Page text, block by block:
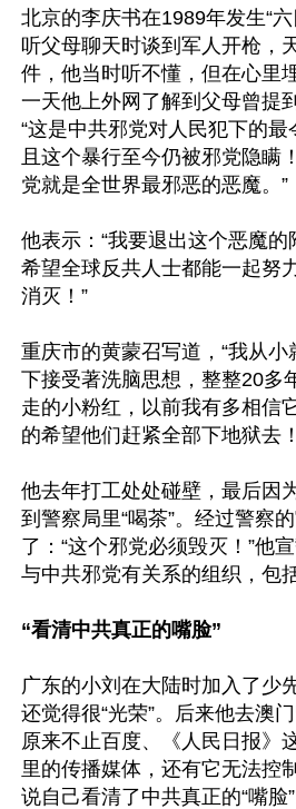
北京的李庆书在1989年发生“
听父母聊天时谈到军人开枪，
件，他当时听不懂，但在心里
一天他上外网了解到父母曾提
“这是中共邪党对人民犯下的
且这个暴行至今仍被邪党隐瞒
党就是全世界最邪恶的恶魔。”
他表示：“我要退出这个恶魔
希望全球反共人士都能一起努
消灭！”
重庆市的黄蒙召写道，“我从小
下接受著洗脑思想，整整20多
走的小粉红，以前我有多相信
的希望他们赶紧全部下地狱去
他去年打工处处碰壁，最后因
到警察局里“喝茶”。经过警察
了：“这个邪党必须毁灭！”他
与中共邪党有关系的组织，包
“看清中共真正的嘴脸”
广东的小刘在大陆时加入了少
还觉得很“光荣”。后来他去澳
原来不止百度、《人民日报》
里的传播媒体，还有它无法控
说自己看清了中共真正的“嘴脸”